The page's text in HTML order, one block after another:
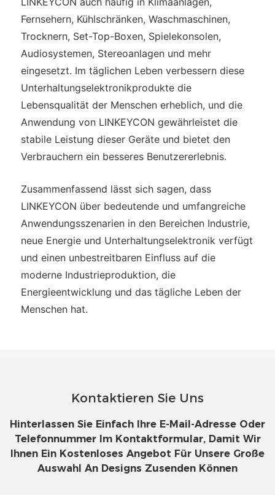
Fernsehern, Kühlschränken, Waschmaschinen,
Trocknern, Set-Top-Boxen, Spielekonsolen,
Audiosystemen, Stereoanlagen und mehr
eingesetzt. Im täglichen Leben verbessern diese
Unterhaltungselektronikprodukte die
Lebensqualität der Menschen erheblich, und die
Anwendung von LINKEYCON gewährleistet die
stabile Leistung dieser Geräte und bietet den
Verbrauchern ein besseres Benutzererlebnis.
Zusammenfassend lässt sich sagen, dass
LINKEYCON über bedeutende und umfangreiche
Anwendungsszenarien in den Bereichen Industrie,
neue Energie und Unterhaltungselektronik verfügt
und einen unbestreitbaren Einfluss auf die
moderne Industrieproduktion, die
Energieentwicklung und das tägliche Leben der
Menschen hat.
Kontaktieren Sie Uns
Hinterlassen Sie Einfach Ihre E-Mail-Adresse Oder
Telefonnummer Im Kontaktformular, Damit Wir
Ihnen Ein Kostenloses Angebot Für Unsere Große
Auswahl An Designs Zusenden Können